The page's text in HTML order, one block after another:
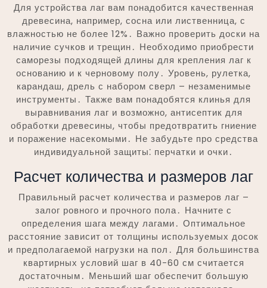
Для устройства лаг вам понадобится качественная
древесина, например, сосна или лиственница, с
влажностью не более 12%․ Важно проверить доски на
наличие сучков и трещин․ Необходимо приобрести
саморезы подходящей длины для крепления лаг к
основанию и к черновому полу․ Уровень, рулетка,
карандаш, дрель с набором сверл – незаменимые
инструменты․ Также вам понадобятся клинья для
выравнивания лаг и возможно, антисептик для
обработки древесины, чтобы предотвратить гниение
и поражение насекомыми․ Не забудьте про средства
индивидуальной защиты⁚ перчатки и очки․
Расчет количества и размеров лаг
Правильный расчет количества и размеров лаг –
залог ровного и прочного пола․ Начните с
определения шага между лагами․ Оптимальное
расстояние зависит от толщины используемых досок
и предполагаемой нагрузки на пол․ Для большинства
квартирных условий шаг в 40-60 см считается
достаточным․ Меньший шаг обеспечит большую